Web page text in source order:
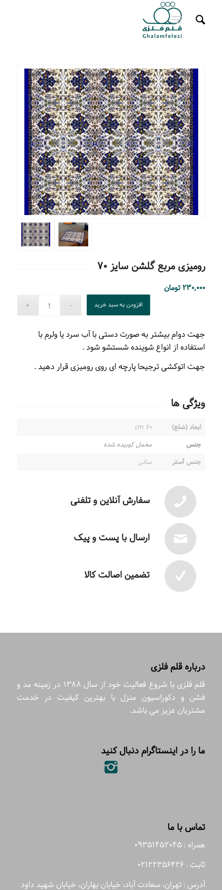
رومیزی مربع گلشن سایز ۷۰
۲۳۰,۰۰۰ تومان
افزودن به سبد خرید
جهت دوام بیشتر به صورت دستی با آب سرد یا ولرم با
استفاده از انواع شوینده شستشو شود .
جهت اتوکشی ترجیحا پارچه ای روی رومیزی قرار دهید .
ویژگی ها
ابعاد (ضلع)
۷۰ cm
جنس
مخمل کوبیده شده
جنس آستر
ساتن
سفارش آنلاین و تلفنی
ارسال با پست و پیک
تضمین اصالت کالا
درباره قلم فلزی
قلم فلزی با شروع فعالیت خود از سال 1388 در زمینه مد و
فشن و دکوراسیون منزل با بهترین کیفیت در خدمت
مشتریان عزیز می باشد.
ما را در اینستاگرام دنبال کنید
تماس با ما
همراه : 09351452045
ثابت : 02122356426
آدرس : تهران، سعادت آباد، خیابان بهاران، خیابان شهید داود